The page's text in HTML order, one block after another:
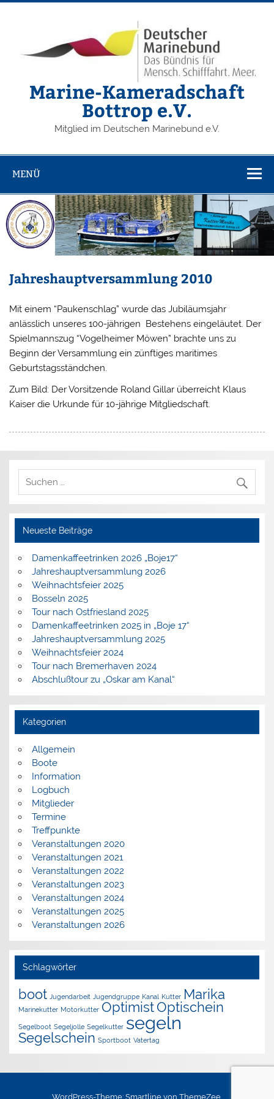
Zum
Marine-Kameradschaft
Bottrop e.V.
Mitglied im Deutschen Marinebund e.V.
MENÜ
Jahreshauptversammlung 2010
Mit einem “Paukenschlag” wurde das Jubiläumsjahr
anlässlich unseres 100-jährigen Bestehens eingeläutet. Der
Spielmannszug “Vogelheimer Möwen” brachte uns zu
Beginn der Versammlung ein zünftiges maritimes
Geburtstagsständchen.
Zum Bild: Der Vorsitzende Roland Gillar überreicht Klaus
Kaiser die Urkunde für 10-jährige Mitgliedschaft.
Neueste Beiträge
Damenkaffeetrinken 2026 „Boje17“
Jahreshauptversammlung 2026
Weihnachtsfeier 2025
Bosseln 2025
Tour nach Ostfriesland 2025
Damenkaffeetrinken 2025 in „Boje 17“
Jahreshauptversammlung 2025
Weihnachtsfeier 2024
Tour nach Bremerhaven 2024
Abschlußtour zu „Oskar am Kanal“
Kategorien
Allgemein
Boote
Information
Logbuch
Mitglieder
Termine
Treffpunkte
Veranstaltungen 2020
Veranstaltungen 2021
Veranstaltungen 2022
Veranstaltungen 2023
Veranstaltungen 2024
Veranstaltungen 2025
Veranstaltungen 2026
Schlagwörter
boot Jugendarbeit Jugendgruppe Kanal Kutter Marika
Marinekutter Motorkutter OptimistOptischein
Segelboot Segeljolle Segelkutter segeln
Segelschein Sportboot Vatertag
WordPress-Theme: Smartline von ThemeZee.